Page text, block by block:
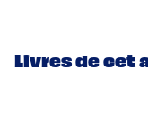
Livres de cet